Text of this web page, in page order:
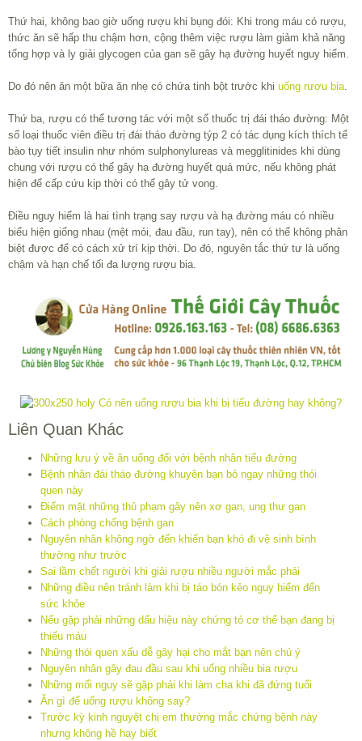
Thứ hai, không bao giờ uống rượu khi bụng đói: Khi trong máu có rượu,
thức ăn sẽ hấp thu chậm hơn, cộng thêm việc rượu làm giảm khả năng
tổng hợp và ly giải glycogen của gan sẽ gây hạ đường huyết nguy hiểm.
Do đó nên ăn một bữa ăn nhẹ có chứa tinh bột trước khi uống rượu bia
Thứ ba, rượu có thể tương tác với một số thuốc trị đái tháo đường: Một
số loại thuốc viên điều trị đái tháo đường týp 2 có tác dụng kích thích tế
bào tụy tiết insulin như nhóm sulphonylureas và megglitinides khi dùng
chung với rượu có thể gây hạ đường huyết quá mức, nếu không phát
hiện để cấp cứu kịp thời có thể gây tử vong.
Điều nguy hiểm là hai tình trạng say rượu và hạ đường máu có nhiều
biểu hiện giống nhau (mệt mỏi, đau đầu, run tay), nên có thể không phân
biệt được để có cách xử trí kịp thời. Do đó, nguyên tắc thứ tư là uống
chậm và hạn chế tối đa lượng rượu bia.
Liên Quan Khác
Những lưu ý về ăn uống đối với bệnh nhân tiểu đường
Bệnh nhân đái tháo đường khuyên bạn bỏ ngay những thói
quen này
Điểm mặt những thủ phạm gây nên xơ gan, ung thư gan
Cách phòng chống bệnh gan
Nguyên nhân không ngờ đến khiến bạn khó đi vệ sinh bình
thường như trước
Sai lầm chết người khi giải rượu nhiều người mắc phải
Những điều nên tránh làm khi bị táo bón kẻo nguy hiểm đến
sức khỏe
Nếu gặp phải những dấu hiệu này chứng tỏ cơ thể bạn đang bị
thiếu máu
Những thói quen xấu dễ gây hại cho mắt bạn nên chú ý
Nguyên nhân gây đau đầu sau khi uống nhiều bia rượu
Những mối nguy sẽ gặp phải khi làm cha khi đã đứng tuổi
Ăn gì để uống rượu không say?
Trước kỳ kinh nguyệt chị em thường mắc chứng bệnh này
nhưng không hề hay biết